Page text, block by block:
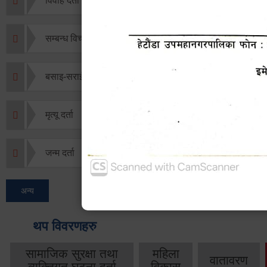
सम्बन्ध विच्छेद दर्ता
बसाइ-सराई जाने/आउने दर्ता
मृत्यू दर्ता
जन्म दर्ता
अन्य
थप विवरणहरु
सामाजिक सुरक्षा तथा
महिला
वातावरण